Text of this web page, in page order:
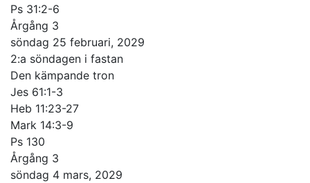
Ps 31:2-6
Årgång 3
söndag 25 februari, 2029
2:a söndagen i fastan
Den kämpande tron
Jes 61:1-3
Heb 11:23-27
Mark 14:3-9
Ps 130
Årgång 3
söndag 4 mars, 2029